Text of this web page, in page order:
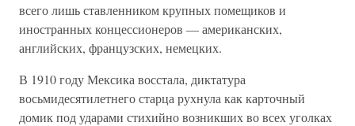
всего лишь ставленником крупных помещиков и
иностранных концессионеров — американских,
английских, французских, немецких.
В 1910 году Мексика восстала, диктатура
восьмидесятилетнего старца рухнула как карточный
домик под ударами стихийно возникших во всех уголках